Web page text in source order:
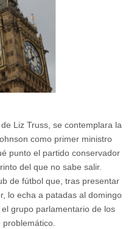
Liz Truss, se contemplara la
como primer ministro
punto el partido conservador
del que no sabe salir.
de fútbol que, tras presentar
lo echa a patadas al domingo
grupo parlamentario de los